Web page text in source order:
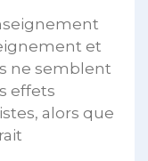
et
ne semblent
effets
alors que